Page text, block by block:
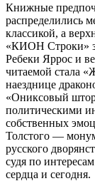
Книжные
распределились
классикой, а
«КИОН Строки»
Ребеки Яррос и
читаемой стала
наезднице
«Ониксовый
политическими
собственных
Толстого —
русского
судя по
сердца и сегодня.